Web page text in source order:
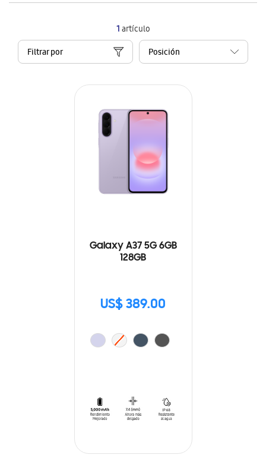
1artículo
Filtrar por
Galaxy A37 5G 6GB
128GB
US$ 389.00